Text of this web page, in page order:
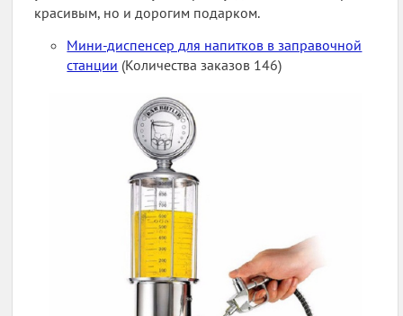
красивым, но и дорогим подарком.
Мини-диспенсер для напитков в заправочной
станции (Количества заказов 146)